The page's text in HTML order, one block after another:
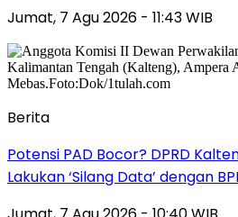
Jumat, 7 Agu 2026 - 11:43 WIB
Berita
Potensi PAD Bocor? DPRD
Lakukan ‘Silang Data’ dengan